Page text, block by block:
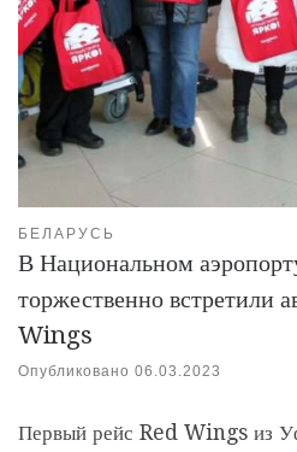
БЕЛАРУСЬ
В Национальном
торжественно встретили
Wings
Опубликовано 06.03.2023
Первый рейс Red Wings из